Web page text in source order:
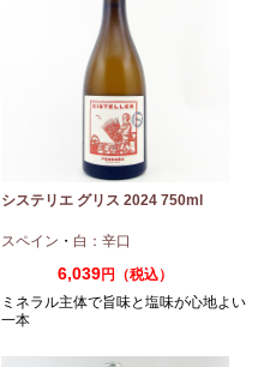
システリエ グリス 2024 750ml
スペイン ・ 白：辛口
6,039円（税込）
ミネラル主体で旨味と塩味が心地よい
一本